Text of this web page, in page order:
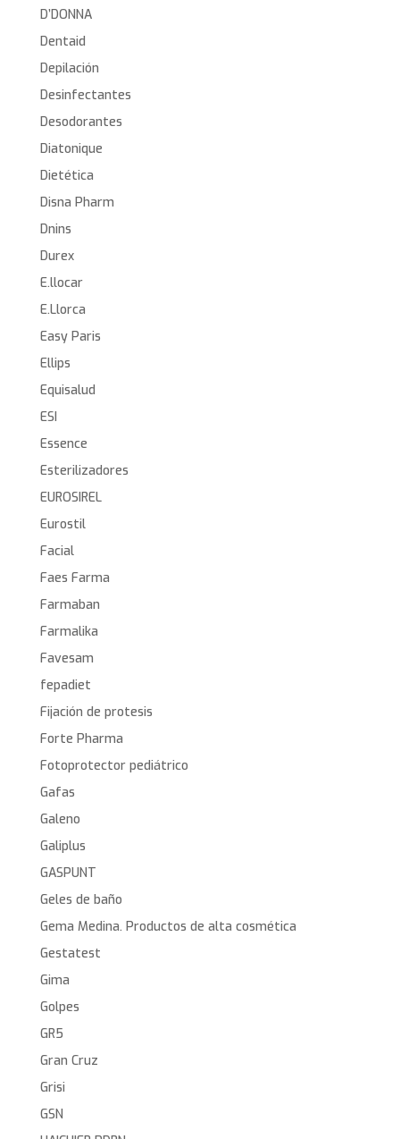
D’DONNA
Dentaid
Depilación
Desinfectantes
Desodorantes
Diatonique
Dietética
Disna Pharm
Dnins
Durex
E.llocar
E.Llorca
Easy Paris
Ellips
Equisalud
ESI
Essence
Esterilizadores
EUROSIREL
Eurostil
Facial
Faes Farma
Farmaban
Farmalika
Favesam
fepadiet
Fijación de protesis
Forte Pharma
Fotoprotector pediátrico
Gafas
Galeno
Galiplus
GASPUNT
Geles de baño
Gema Medina. Productos de alta cosmética
Gestatest
Gima
Golpes
GR5
Gran Cruz
Grisi
GSN